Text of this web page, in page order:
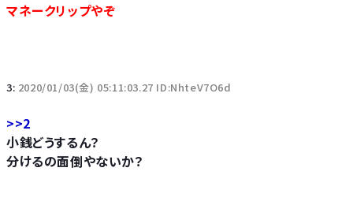
マネークリップやぞ
3: 2020/01/03(金) 05:11:03.27 ID:NhteV7O6d
>>2
小銭どうするん？
分けるの面倒やないか？